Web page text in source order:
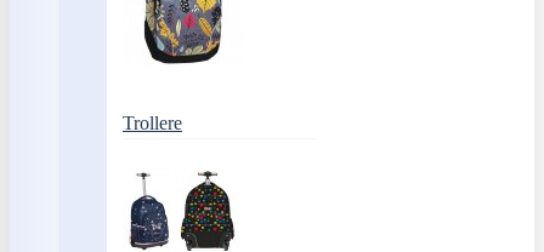
Trollere